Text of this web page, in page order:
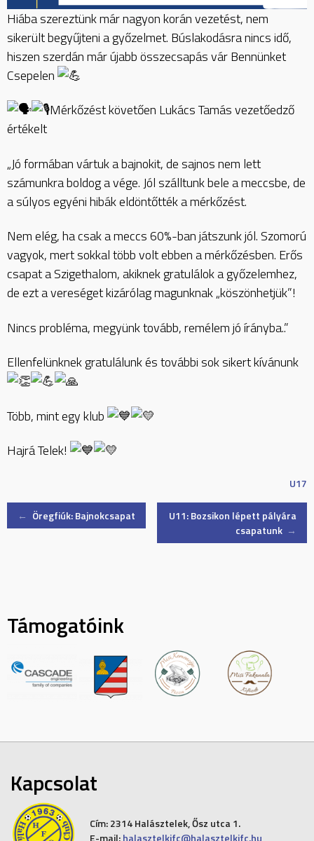
Hiába szereztünk már nagyon korán vezetést, nem
sikerült begyűjteni a győzelmet. Búslakodásra nincs idő,
hiszen szerdán már újabb összecsapás vár Bennünket
Csepelen
Mérkőzést követően Lukács Tamás vezetőedző
értékelt
„Jó formában vártuk a bajnokit, de sajnos nem lett
számunkra boldog a vége. Jól szálltunk bele a meccsbe, de
a súlyos egyéni hibák eldöntőtték a mérkőzést.
Nem elég, ha csak a meccs 60%-ban játszunk jól. Szomorú
vagyok, mert sokkal több volt ebben a mérkőzésben. Erős
csapat a Szigethalom, akiknek gratulálok a győzelemhez,
de ezt a vereséget kizárólag magunknak „köszönhetjük”!
Nincs probléma, megyünk tovább, remélem jó írányba..”
Ellenfelünknek gratulálunk és további sok sikert kívánunk
Több, mint egy klub
Hajrá Telek!
U17
Post
← Öregfiúk: Bajnokcsapat
U11: Bozsikon lépett pályára
csapatunk →
Támogatóink
Kapcsolat
Cím:2314 Halásztelek, Ősz utca 1.
E-mail: halasztelkifc@halasztelkifc.hu